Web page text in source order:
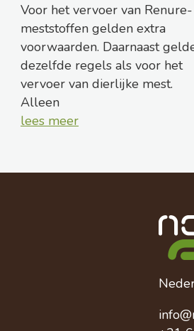
Voor het vervoer van Renure-
meststoffen gelden extra
voorwaarden. Daarnaast
dezelfde regels als voor het
vervoer van dierlijke mest.
Alleen
lees meer